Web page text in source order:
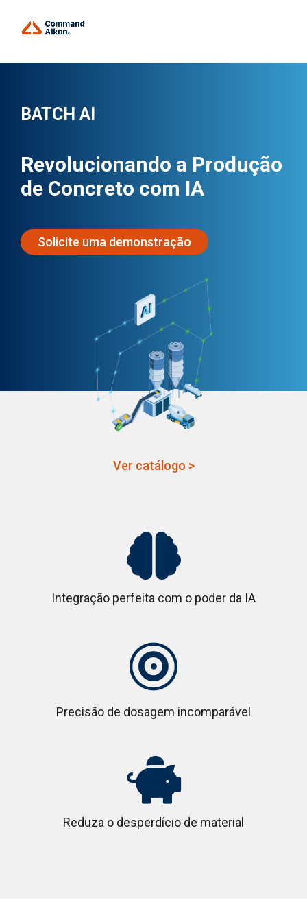
BATCH AI
Revolucionando a Produção
de Concreto com IA
Solicite uma demonstração
Ver catálogo >

Integração perfeita com o poder da IA

Precisão de dosagem incomparável

Reduza o desperdício de material